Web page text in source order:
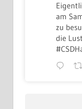
am
zu
die